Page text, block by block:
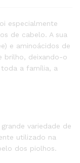
especialmente
de cabelo. A sua
e aminoácidos de
brilho, deixando-o
a família, a
variedade de
utilizado na
dos piolhos.